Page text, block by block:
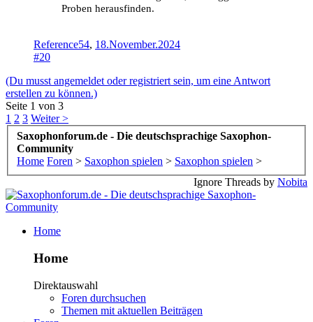
Proben herausfinden.
Reference54, 18.November.2024
#20
(Du musst angemeldet oder registriert sein, um eine Antwort
erstellen zu können.)
Seite 1 von 3
1 2 3 Weiter >
Saxophonforum.de - Die deutschsprachige Saxophon-
Community
Home Foren > Saxophon spielen > Saxophon spielen >
Ignore Threads by Nobita
Home
Home
Direktauswahl
Foren durchsuchen
Themen mit aktuellen Beiträgen